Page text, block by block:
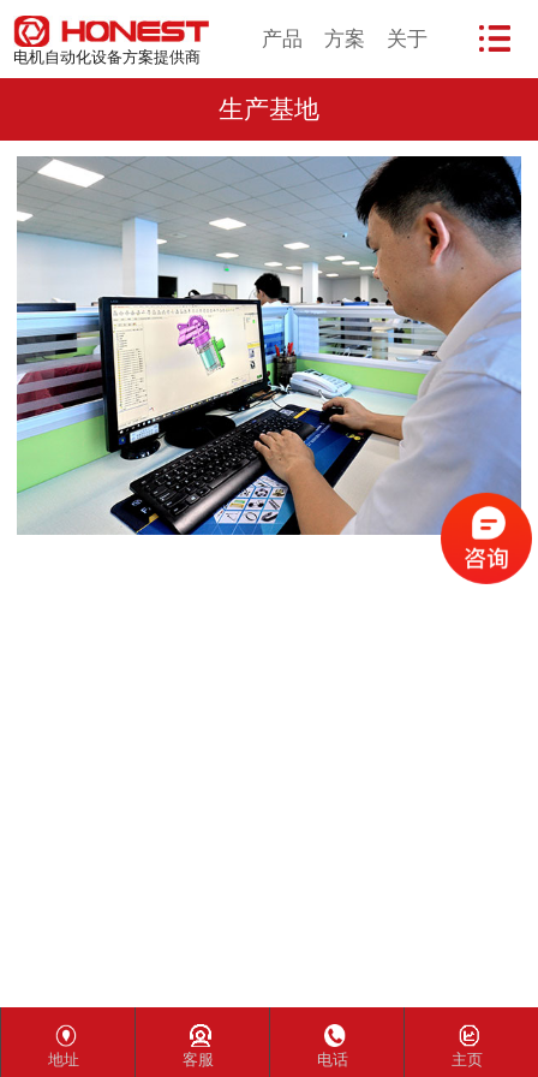
产品 方案 关于
电机自动化设备方案提供商
生产基地
地址 客服 电话 主页